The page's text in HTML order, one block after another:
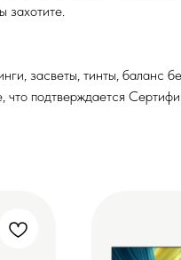
захотите.
засветы, тинты, баланс
что подтверждается